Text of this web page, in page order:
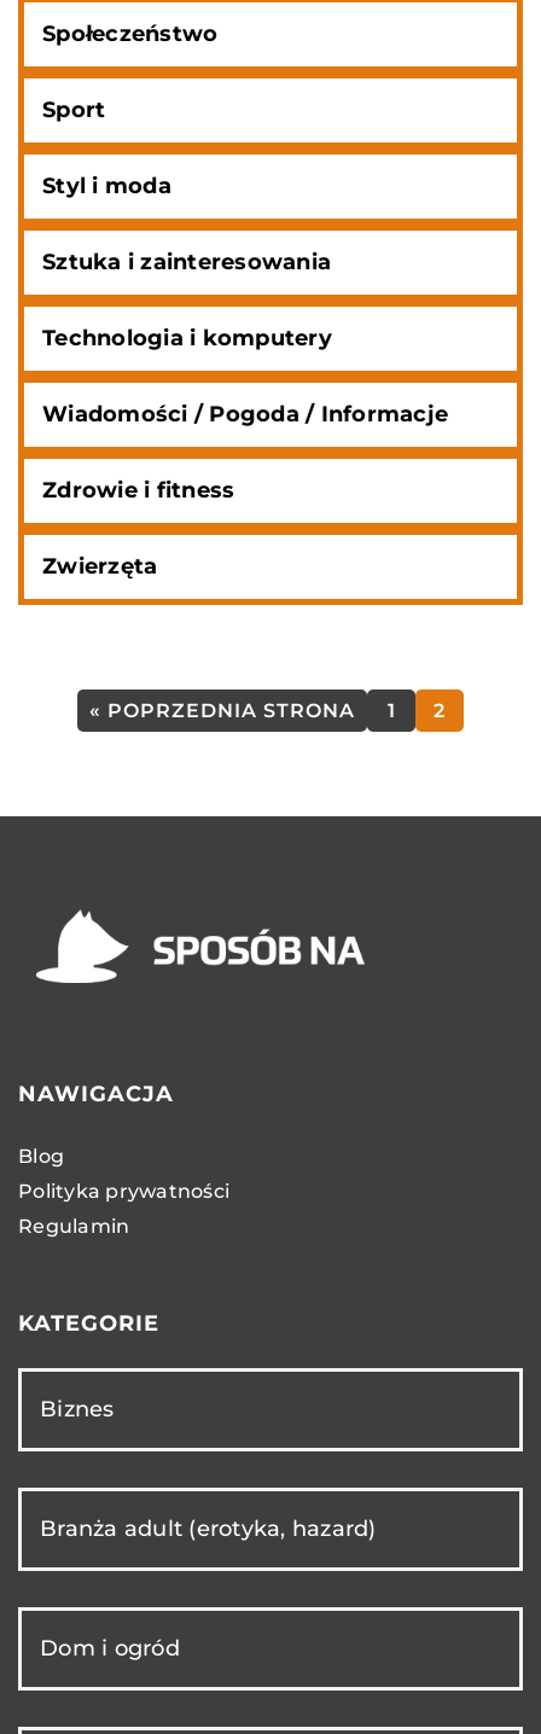
Społeczeństwo
Sport
Styl i moda
Sztuka i zainteresowania
Technologia i komputery
Wiadomości / Pogoda / Informacje
Zdrowie i fitness
Zwierzęta
« POPRZEDNIA STRONA 1 2
NAWIGACJA
Blog
Polityka prywatności
Regulamin
KATEGORIE
Biznes
Branża adult (erotyka, hazard)
Dom i ogród